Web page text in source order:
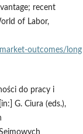
recent
of Labor,
long
do pracy i
G. Ciura (eds.),